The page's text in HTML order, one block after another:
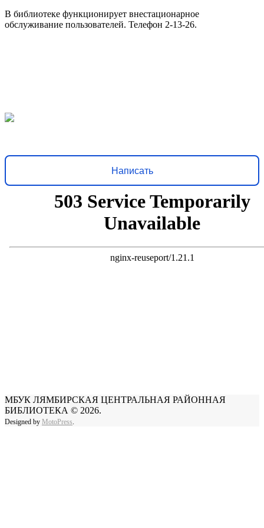
В библиотеке функционирует внестационарное
обслуживание пользователей. Телефон 2-13-26.
Написать
МБУК ЛЯМБИРСКАЯ ЦЕНТРАЛЬНАЯ РАЙОННАЯ
БИБЛИОТЕКА © 2026.
Designed by MotoPress.